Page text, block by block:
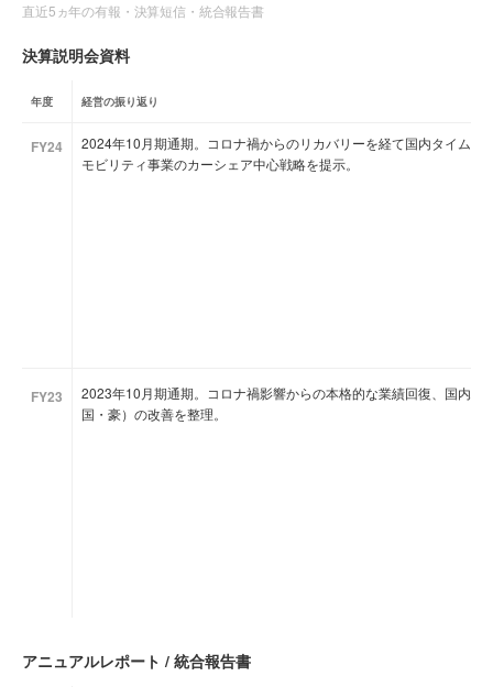
直近5ヵ年の有報・決算短信・統合報告書
決算説明会資料
年度 経営の振り返り
FY24
2024年10月期通期。コロナ禍からのリカバリーを経て国内タイムズ
モビリティ事業のカーシェア中心戦略を提示。
FY23
2023年10月期通期。コロナ禍影響からの本格的な業績回復、国内駐
国・豪）の改善を整理。
アニュアルレポート / 統合報告書